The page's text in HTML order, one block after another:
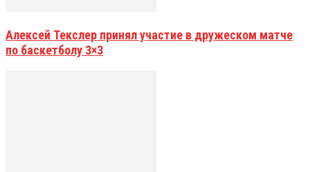
Алексей Текслер принял участие в дружеском матче
по баскетболу 3×3